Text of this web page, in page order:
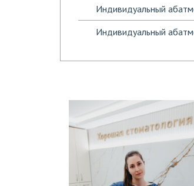
Индивидуальный
Индивидуальный